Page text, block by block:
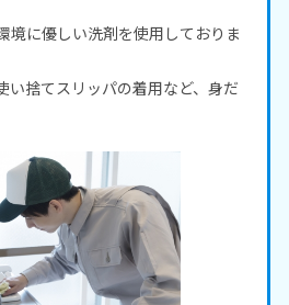
境に優しい洗剤を使用しておりま
い捨てスリッパの着用など、身だ